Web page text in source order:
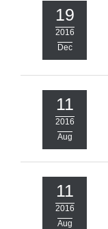
餐桌週記
享樂隨手拍
創意出版服務
19
2016
Dec
11
2016
Aug
11
2016
Aug